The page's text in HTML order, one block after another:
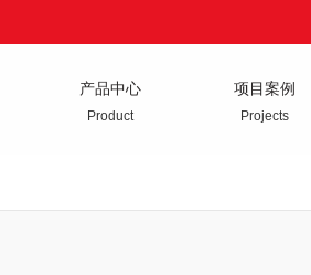
产品中心
Product
项目案例
Projects